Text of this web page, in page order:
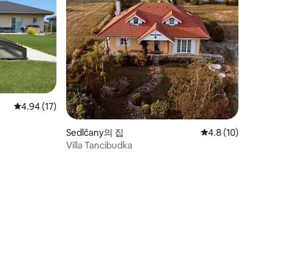
평점 4.94점(5점 만점), 후기 17개
4.94 (17)
Sedlčany의 집 평점 4.8점(5점 만점
4.8 (10)
Villa Tancibudka